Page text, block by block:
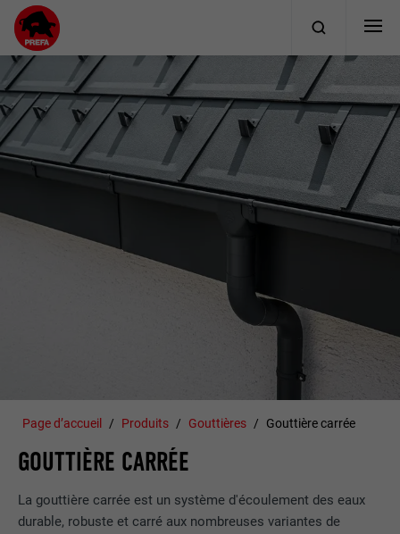
Page d’accueil Produits Gouttières Gouttière carrée
GOUTTIÈRE CARRÉE
La gouttière carrée est un système d'écoulement des eaux
durable, robuste et carré aux nombreuses variantes de